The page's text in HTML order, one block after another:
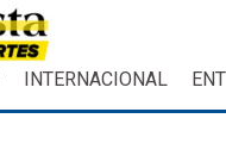
INTERNACIONAL